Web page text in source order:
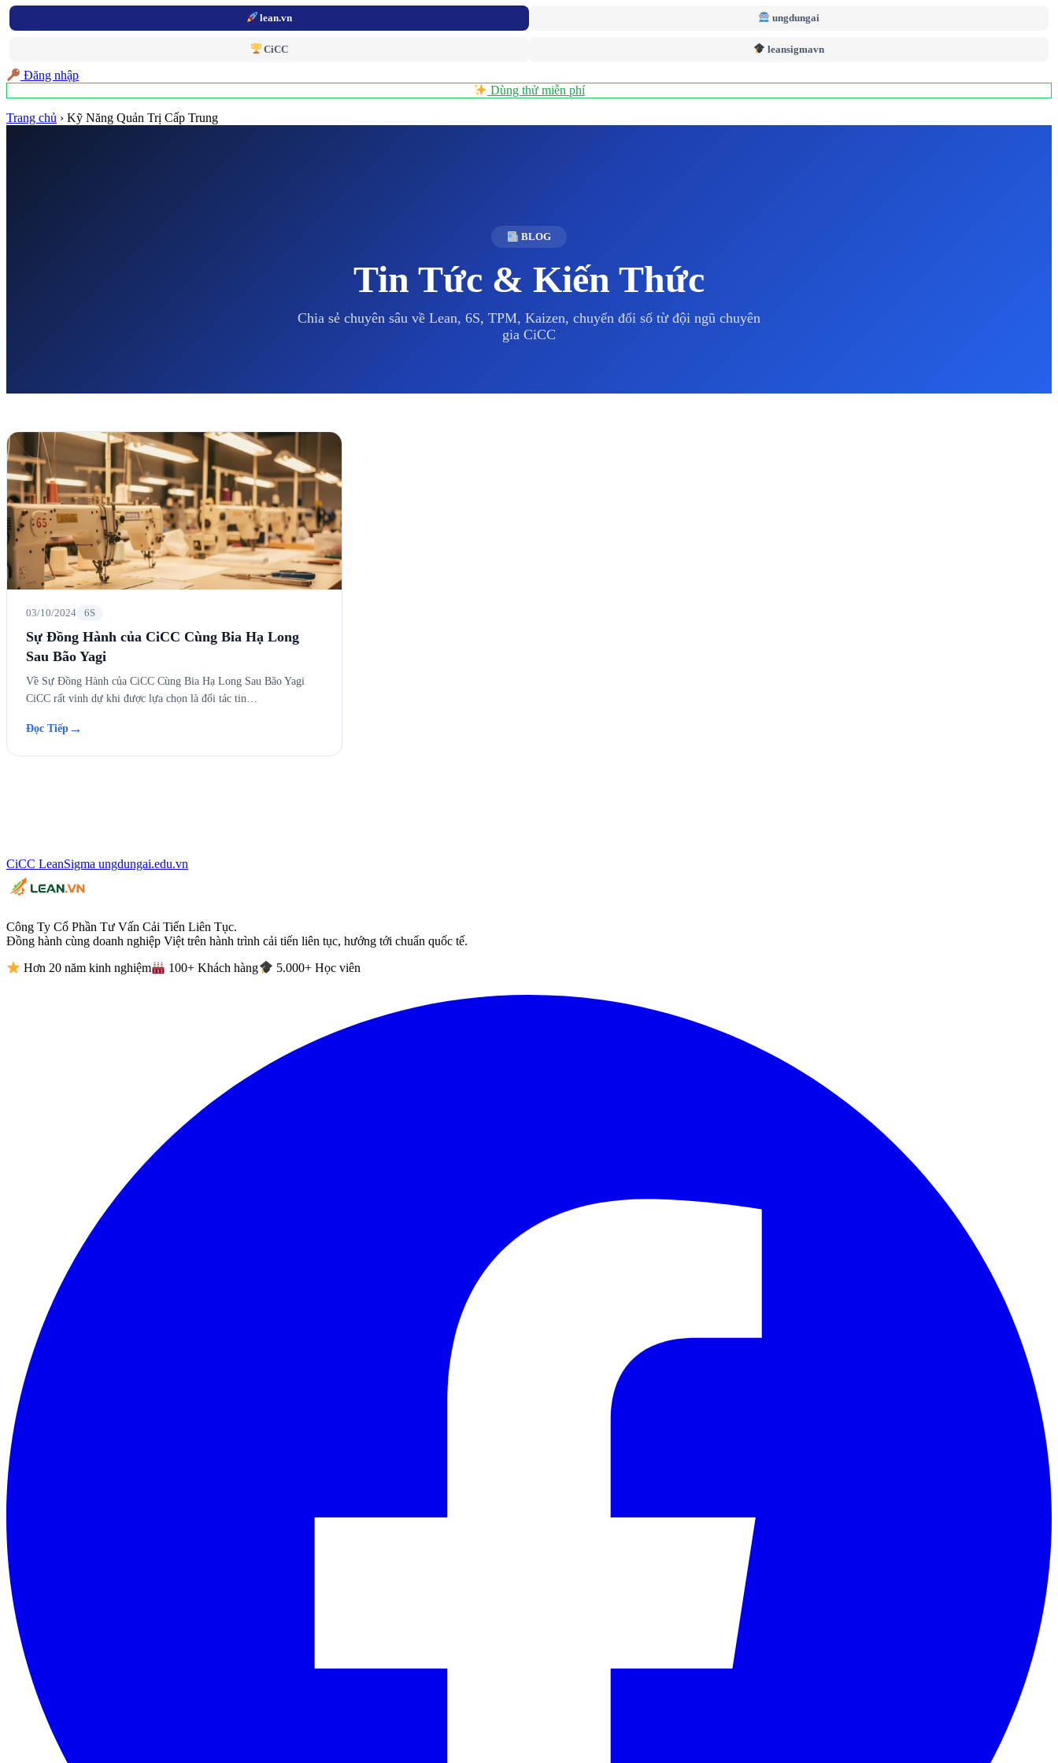
lean.vn ungdungai
CiCC leansigmavn
Đăng nhập
Dùng thử miễn phí
Trang chủ › Kỹ Năng Quản Trị Cấp Trung
BLOG
Tin Tức & Kiến Thức
Chia sẻ chuyên sâu về Lean, 6S, TPM, Kaizen, chuyển đổi số từ đội ngũ chuyên
gia CiCC
03/10/2024 6S
Sự Đồng Hành của CiCC Cùng Bia Hạ Long
Sau Bão Yagi
Về Sự Đồng Hành của CiCC Cùng Bia Hạ Long Sau Bão Yagi
CiCC rất vinh dự khi được lựa chọn là đối tác tin…
Đọc Tiếp →
CiCC LeanSigma ungdungai.edu.vn
Công Ty Cổ Phần Tư Vấn Cải Tiến Liên Tục.
Đồng hành cùng doanh nghiệp Việt trên hành trình cải tiến liên tục, hướng tới chuẩn quốc tế.
Hơn 20 năm kinh nghiệm 100+ Khách hàng 5.000+ Học viên